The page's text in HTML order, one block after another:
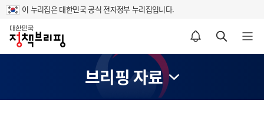
이 누리집은 대한민국 공식 전자정부 누리집입니다.
홈
알림설정 바로가기 검색 바로가기 메뉴 열기
브리핑 자료